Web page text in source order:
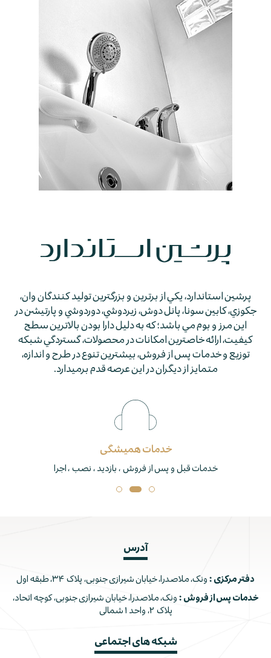
پرشين استاندارد، يكي از برترين و بزرگترين توليد كنندگان وان،
جكوزي، كابين سونا، پانل دوش، زيردوشي، دوردوشي و پارتيشن در
اين مرز و بوم مي باشد؛ كه به دليل دارا بودن بالاترين سطح
كيفيت، ارائه خاصترين امكانات در محصولات، گستردگي شبكه
توزيع و خدمات پس از فروش، بيشترين تنوع در طرح و اندازه،
متمايز از ديگران در اين عرصه قدم برمي­دارد.
خدمات همیشگی
خدمات قبل و پس از فروش ، بازدید ، نصب ، اجرا
آدرس
دفتر مرکزی : ونک، ملاصدرا، خیابان شیرازی جنوبی، پلاک ۳۴، طبقه اول
خدمات پس از فروش : ونک، ملاصدرا، خیابان شیرازی جنوبی، کوچه اتحاد،
پلاک ۲، واحد ۱ شمالی
شبکه های اجتماعی